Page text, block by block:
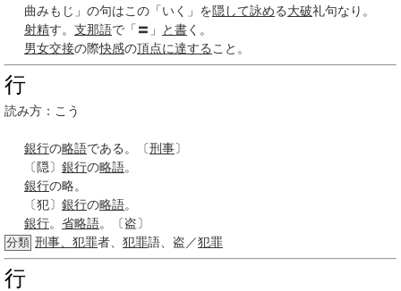
曲みもじ」の句はこの「いく」を隠して詠める大破礼句なり。
射精す。 支那語で「〓」 と書く。
男女交接の際快感の頂点に達する こと。
行
読み方：こう
銀行の略語である。〔刑事〕
〔隠〕 銀行の略語。
銀行の略。
〔犯〕 銀行の略語。
銀行。 省略語。〔盗〕
分類 刑事、犯罪者、 犯罪語、盗／犯罪
行